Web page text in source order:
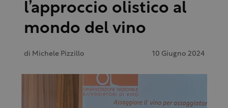
l’approccio olistico al
mondo del vino
di Michele Pizzillo 10 Giugno 2024